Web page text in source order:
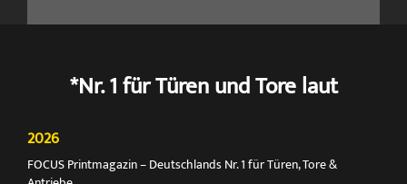
*Nr. 1 für Türen und Tore laut
2026
FOCUS Printmagazin – Deutschlands Nr. 1 für Türen, Tore &